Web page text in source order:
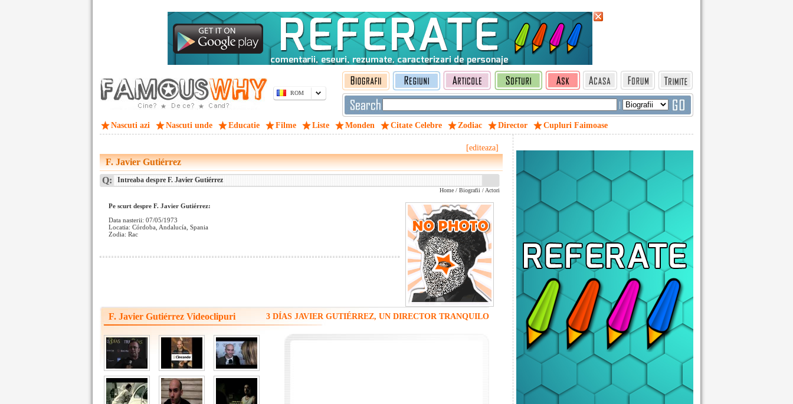
ROM
|
Nascuti azi Nascuti unde Educatie Filme Liste Monden Citate Celebre Zodiac Director Cupluri Faimoase
[editeaza]
F. Javier Gutiérrez
Q: Intreaba despre F. Javier Gutiérrez
Home / Biografii / Actori
Pe scurt despre F. Javier Gutiérrez:
Data nasterii: 07/05/1973
Locatia: Córdoba, Andalucía, Spania
Zodia: Rac
F. Javier Gutiérrez Videoclipuri 3 DÍAS JAVIER GUTIÉRREZ, UN DIRECTOR TRANQUILO